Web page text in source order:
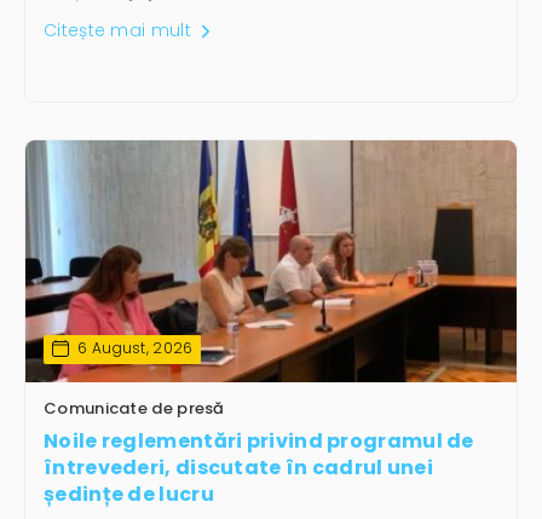
Citește mai mult
6 August, 2026
Comunicate de presă
Noile reglementări privind programul de
întrevederi, discutate în cadrul unei
ședințe de lucru